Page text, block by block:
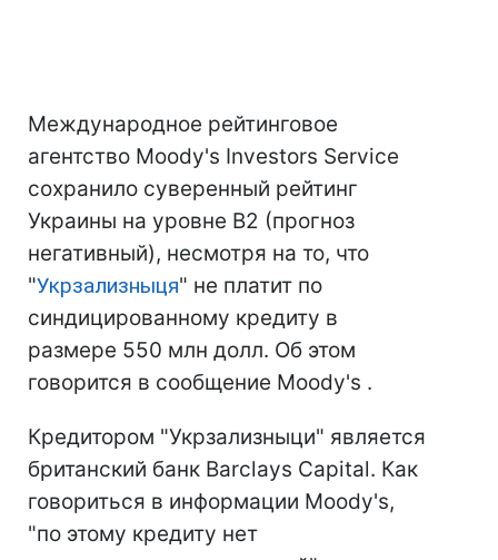
Международное рейтинговое
агентство Moody's Investors Service
сохранило суверенный рейтинг
Украины на уровне B2 (прогноз
негативный), несмотря на то, что
"Укрзализныця" не платит по
синдицированному кредиту в
размере 550 млн долл. Об этом
говорится в сообщение Moody's .
Кредитором "Укрзализныци" является
британский банк Barclays Capital. Как
говориться в информации Moody's,
"по этому кредиту нет